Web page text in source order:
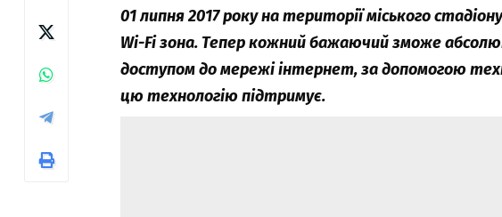
01 липня 2017 року на території міського
Wi-Fi зона. Тепер кожний бажаючий зможе
доступом до мережі інтернет, за допомогою
цю технологію підтримує.